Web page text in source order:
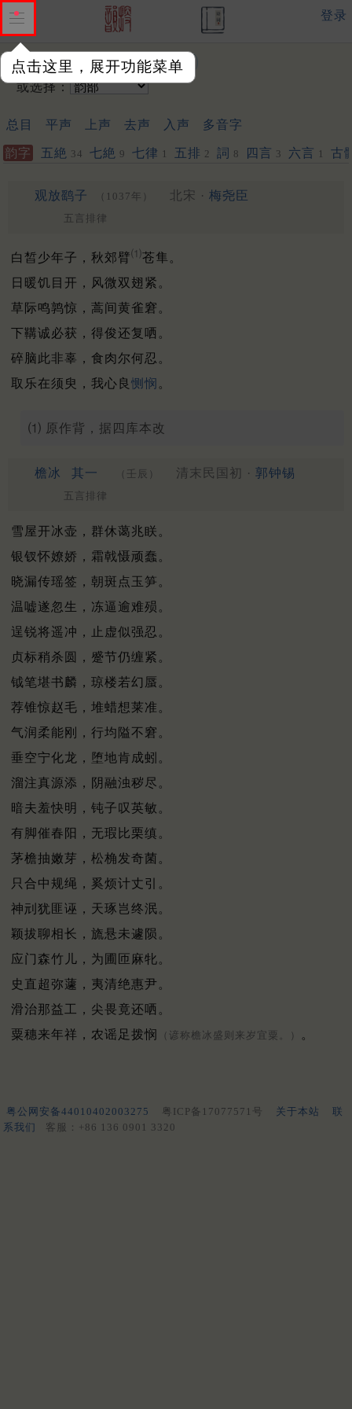
点击这里，展开功能菜单
登录
输入韵字：
或选择：
总目 平声 上声 去声 入声 多音字
韵字 五絶 34 七絶 9 七律 1 五排 2 詞 8 四言 3 六言 1 古
观放鹞子 （1037年） 北宋 · 梅尧臣
五言排律
白皙少年子，秋郊臂⑴苍隼。
日暖饥目开，风微双翅紧。
草际鸣鹑惊，蒿间黄雀窘。
下鞲诚必获，得俊还复哂。
碎脑此非辜，食肉尔何忍。
取乐在须臾，我心良 恻悯 。
⑴ 原作背，据四库本改
檐冰 其一 （壬辰） 清末民国初 · 郭钟锡
五言排律
雪屋开冰壶，群休蔼兆眹。
银钗怀嫽娇，霜戟慑顽蠢。
晓漏传瑶签，朝斑点玉笋。
温嘘遂忽生，冻逼逾难殒。
逞锐将遥冲，止虚似强忍。
贞标稍杀圆，蹙节仍缠紧。
钺笔堪书麟，琼楼若幻蜃。
荐锥惊赵毛，堆蜡想莱准。
气润柔能刚，行均隘不窘。
垂空宁化龙，堕地肯成蚓。
溜注真源添，阴融浊秽尽。
暗夫羞快明，钝子叹英敏。
有脚催春阳，无瑕比栗缜。
茅檐抽嫩芽，松桷发奇菌。
只合中规绳，奚烦计丈引。
神刓犹匪诬，天琢岂终泯。
颖拔聊相长，旒悬未遽陨。
应门森竹儿，为圃匝麻牝。
史直超弥蘧，夷清绝惠尹。
滑治那益工，尖畏竟还哂。
粟穗来年祥，农谣足拨悯
（谚称檐冰盛则来岁宜粟。） 。
粤公网安备44010402003275 粤ICP备17077571号 关于本站
联
系我们
客服：+86 136 0901 3320